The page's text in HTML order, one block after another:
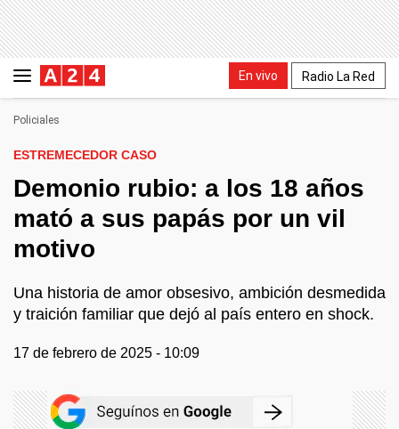
En vivo Radio La Red
Policiales
ESTREMECEDOR CASO
Demonio rubio: a los 18 años
mató a sus papás por un vil
motivo
Una historia de amor obsesivo, ambición desmedida
y traición familiar que dejó al país entero en shock.
17 de febrero de 2025 - 10:09